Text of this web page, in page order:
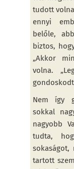
tudott
ennyi
belőle,
biztos,
„Akkor
volna.
Nem így
sokkal
nagyobb
tudta,
tartott